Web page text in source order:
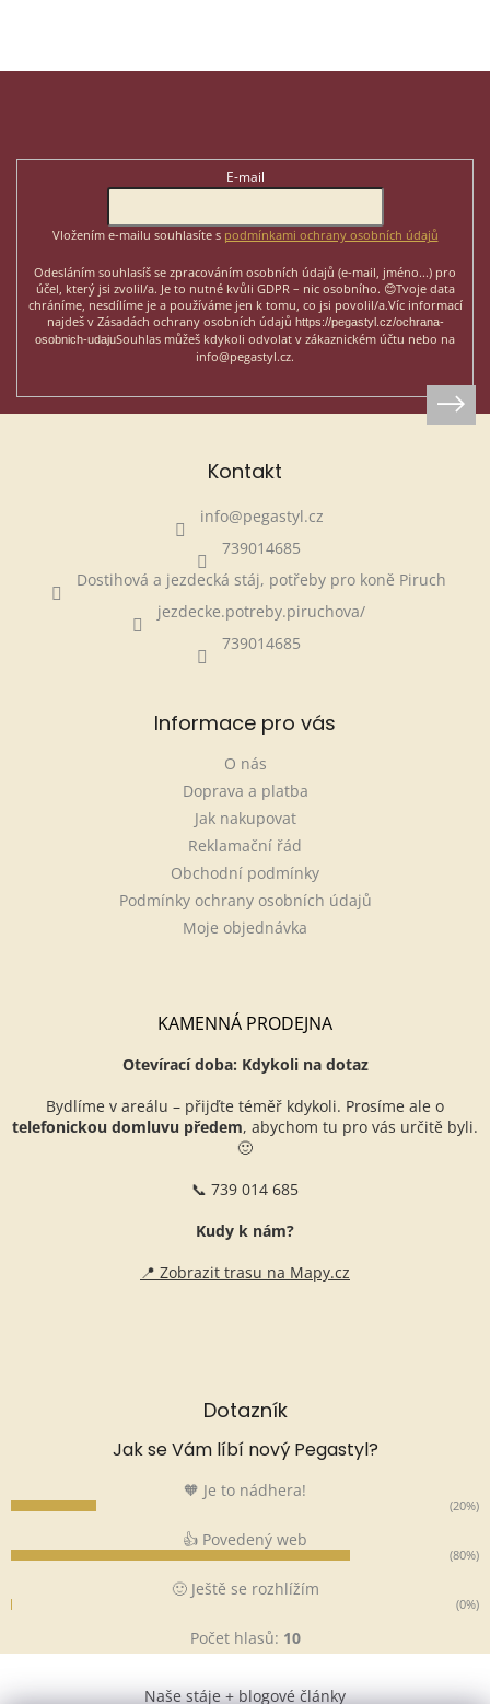
Z
E-mail
Vložením e-mailu souhlasíte s podmínkami ochrany osobních údajů
Odesláním souhlasíš se zpracováním osobních údajů (e-mail, jméno...) pro
účel, který jsi zvolil/a. Je to nutné kvůli GDPR – nic osobního. 😊Tvoje data
chráníme, nesdílíme je a používáme jen k tomu, co jsi povolil/a.Víc informací
najdeš v Zásadách ochrany osobních údajů https://pegastyl.cz/ochrana-
osobnich-udajuSouhlas můžeš kdykoli odvolat v zákaznickém účtu nebo na
info@pegastyl.cz.
Kontakt
info@pegastyl.cz
739014685
Dostihová a jezdecká stáj, potřeby pro koně Piruch
jezdecke.potreby.piruchova/
739014685
Informace pro vás
O nás
Doprava a platba
Jak nakupovat
Reklamační řád
Obchodní podmínky
Podmínky ochrany osobních údajů
Moje objednávka
KAMENNÁ PRODEJNA
Otevírací doba: Kdykoli na dotaz
Bydlíme v areálu – přijďte téměř kdykoli. Prosíme ale o
telefonickou domluvu předem, abychom tu pro vás určitě byli.
🙂
📞 739 014 685
Kudy k nám?
📍 Zobrazit trasu na Mapy.cz
Dotazník
Jak se Vám líbí nový Pegastyl?
🧡 Je to nádhera!
(20%)
👍 Povedený web
(80%)
🙂 Ještě se rozhlížím
(0%)
Počet hlasů: 10
Naše stáje + blogové články